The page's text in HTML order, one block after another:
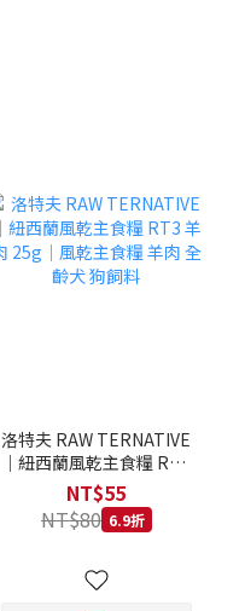
洛特夫 RAW TERNATIVE
｜紐西蘭風乾主食糧 RT3
羊肉 25g｜風乾主食糧 羊
肉 全齡犬 狗飼料
NT$55
NT$80 6.9折